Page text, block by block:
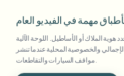
مهمة في الفيديو العام
الملاك أو الأساطيل. اللوحة الآلية
والخصوصية المحلية عندما تنشر